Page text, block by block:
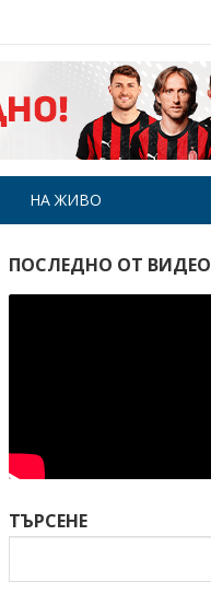
НА ЖИВО
ПОСЛЕДНО ОТ ВИДЕО
ТЪРСЕНЕ